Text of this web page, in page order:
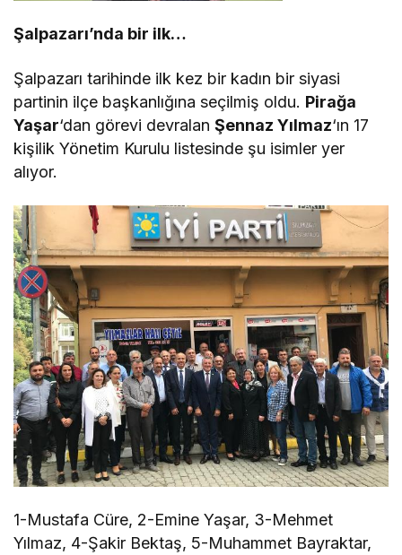
Şalpazarı’nda bir ilk…
Şalpazarı tarihinde ilk kez bir kadın bir siyasi
partinin ilçe başkanlığına seçilmiş oldu. Pirağa
Yaşar‘dan görevi devralanŞennaz Yılmaz‘ın 17
kişilik Yönetim Kurulu listesinde şu isimler yer
alıyor.
1-Mustafa Cüre, 2-Emine Yaşar, 3-Mehmet
Yılmaz, 4-Şakir Bektaş, 5-Muhammet Bayraktar,